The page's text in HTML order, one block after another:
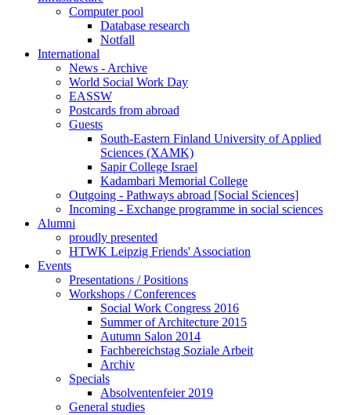
Computer pool
Database research
Notfall
International
News - Archive
World Social Work Day
EASSW
Postcards from abroad
Guests
South-Eastern Finland University of Applied
Sciences (XAMK)
Sapir College Israel
Kadambari Memorial College
Outgoing - Pathways abroad [Social Sciences]
Incoming - Exchange programme in social sciences
Alumni
proudly presented
HTWK Leipzig Friends' Association
Events
Presentations / Positions
Workshops / Conferences
Social Work Congress 2016
Summer of Architecture 2015
Autumn Salon 2014
Fachbereichstag Soziale Arbeit
Archiv
Specials
Absolventenfeier 2019
General studies